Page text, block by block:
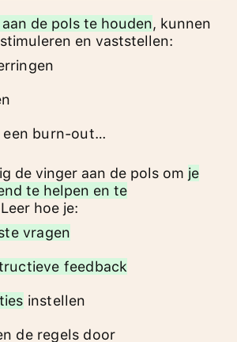
de pols te houden, kunnen
en vaststellen:
een burn-out…
de vinger aan de pols om je
te helpen en te
Leer hoe je:
vragen
feedback
instellen
de regels door